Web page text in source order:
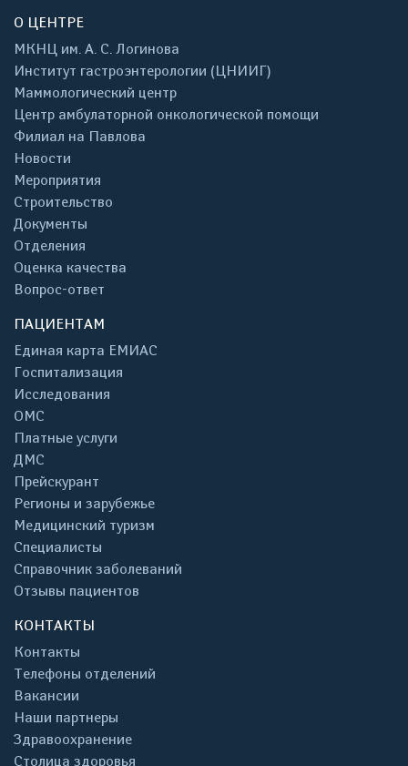
О ЦЕНТРЕ
МКНЦ им. А. С. Логинова
Институт гастроэнтерологии (ЦНИИГ)
Маммологический центр
Центр амбулаторной онкологической помощи
Филиал на Павлова
Новости
Мероприятия
Строительство
Документы
Отделения
Оценка качества
Вопрос-ответ
ПАЦИЕНТАМ
Единая карта ЕМИАС
Госпитализация
Исследования
ОМС
Платные услуги
ДМС
Прейскурант
Регионы и зарубежье
Медицинский туризм
Специалисты
Справочник заболеваний
Отзывы пациентов
КОНТАКТЫ
Контакты
Телефоны отделений
Вакансии
Наши партнеры
Здравоохранение
Столица здоровья